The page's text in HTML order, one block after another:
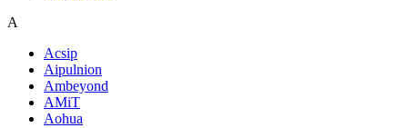
A
Acsip
Aipulnion
Ambeyond
AMiT
Aohua